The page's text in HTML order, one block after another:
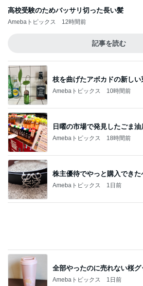
高校受験のためバッサリ切った長い髪
Amebaトピックス 12時間前
記事を読む
枝を曲げたアボカドの新しい
Amebaトピックス 10時間前
日曜の市場で発見したごま油
Amebaトピックス 18時間前
株主優待でやっと購入できた
Amebaトピックス 1日前
全部やったのに売れない桜グ
Amebaトピックス 1日前